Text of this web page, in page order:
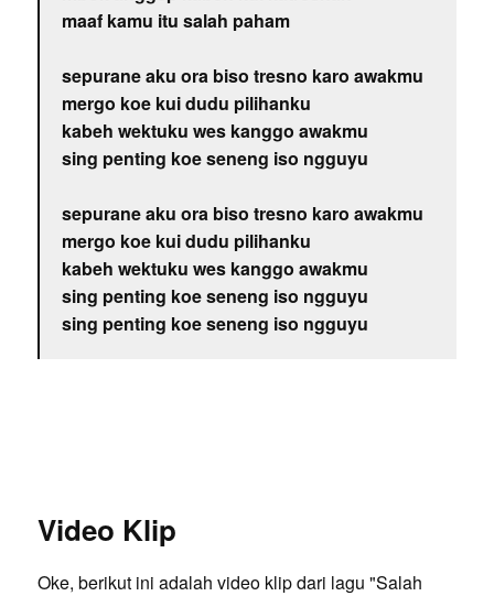
maaf kamu itu salah paham
sepurane aku ora biso tresno karo awakmu
mergo koe kui dudu pilihanku
kabeh wektuku wes kanggo awakmu
sing penting koe seneng iso ngguyu
sepurane aku ora biso tresno karo awakmu
mergo koe kui dudu pilihanku
kabeh wektuku wes kanggo awakmu
sing penting koe seneng iso ngguyu
sing penting koe seneng iso ngguyu
Video Klip
Oke, berikut ini adalah video klip dari lagu "Salah